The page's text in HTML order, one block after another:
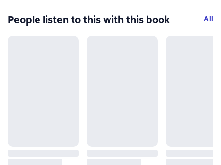
People listen to this with this book All